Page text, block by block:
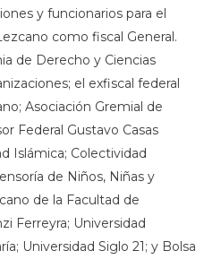
y funcionarios para el
como fiscal General.
de Derecho y Ciencias
el exfiscal federal
Asociación Gremial de
Federal Gustavo Casas
Islámica; Colectividad
de Niños, Niñas y
de la Facultad de
Ferreyra; Universidad
Universidad Siglo 21; y Bolsa